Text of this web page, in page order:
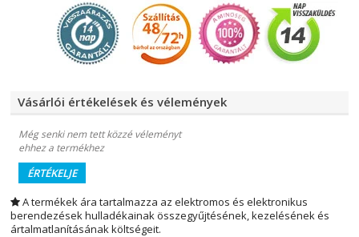
Vásárlói értékelések és vélemények
Még senki nem tett közzé véleményt
ehhez a termékhez
ÉRTÉKELJE
A termékek ára tartalmazza az elektromos és elektronikus
berendezések hulladékainak összegyűjtésének, kezelésének és
ártalmatlanításának költségeit.